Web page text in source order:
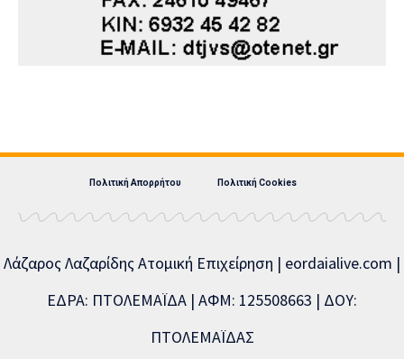
Πολιτική Απορρήτου Πολιτική Cookies
Λάζαρος Λαζαρίδης Ατομική Επιχείρηση | eordaialive.com |
ΕΔΡΑ: ΠΤΟΛΕΜΑΪΔΑ | ΑΦΜ: 125508663 | ΔΟΥ:
ΠΤΟΛΕΜΑΪΔΑΣ